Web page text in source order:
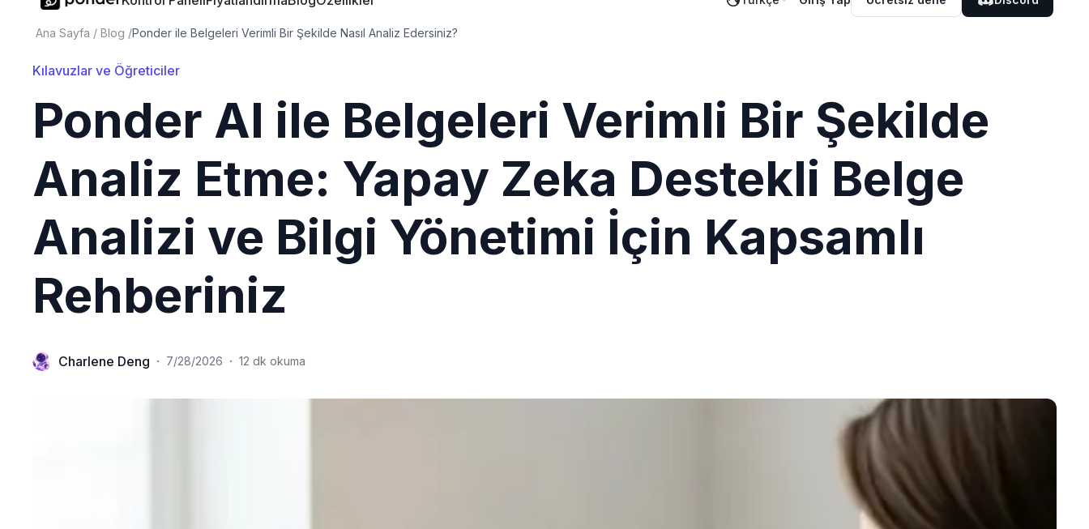
Ana Sayfa / Blog /Ponder ile Belgeleri Verimli Bir Şekilde Nasıl Analiz Edersiniz?
Kılavuzlar ve Öğreticiler
Ponder AI ile Belgeleri Verimli Bir Şekilde
Analiz Etme: Yapay Zeka Destekli Belge
Analizi ve Bilgi Yönetimi İçin Kapsamlı
Rehberiniz
Charlene Deng · 7/28/2026 · 12 dk okuma